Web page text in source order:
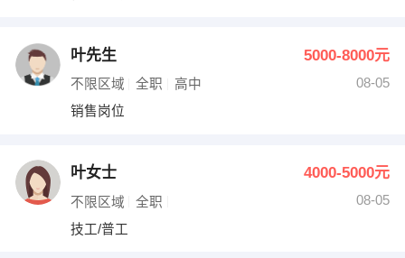
叶先生 5000-8000元
不限区域 全职 高中
08-05
销售岗位
叶女士 4000-5000元
不限区域 全职
08-05
技工/普工